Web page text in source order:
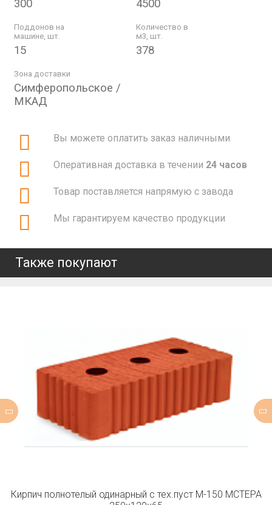
300 4500
Поддонов на
машине, шт.
15
Количество в
м3, шт.
378
Зона доставки
Симферопольское /
МКАД
Вы можете оплатить заказ наличными
Оперативная доставка в течении 24 часов
Товар поставляется напрямую с завода
Мы гарантируем качество продукции
Также покупают
Кирпич полнотелый одинарный с тех.пуст М-150 МСТЕРА